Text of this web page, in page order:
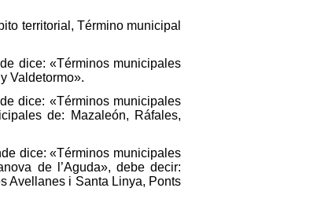
territorial, Término municipal
dice: «Términos municipales
Valdetormo».
dice: «Términos municipales
de: Mazaleón, Ráfales,
dice: «Términos municipales
de l’Aguda», debe decir:
Avellanes i Santa Linya, Ponts